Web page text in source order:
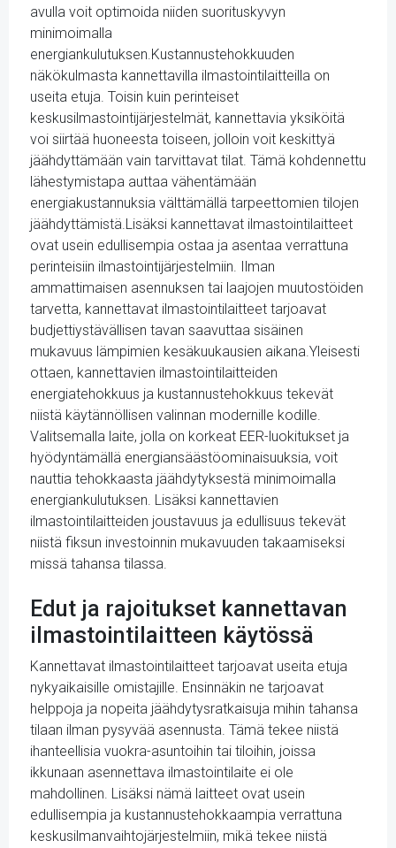
avulla voit optimoida niiden suorituskyvyn
minimoimalla
energiankulutuksen.Kustannustehokkuuden
näkökulmasta kannettavilla ilmastointilaitteilla on
useita etuja. Toisin kuin perinteiset
keskusilmastointijärjestelmät, kannettavia yksiköitä
voi siirtää huoneesta toiseen, jolloin voit keskittyä
jäähdyttämään vain tarvittavat tilat. Tämä kohdennettu
lähestymistapa auttaa vähentämään
energiakustannuksia välttämällä tarpeettomien tilojen
jäähdyttämistä.Lisäksi kannettavat ilmastointilaitteet
ovat usein edullisempia ostaa ja asentaa verrattuna
perinteisiin ilmastointijärjestelmiin. Ilman
ammattimaisen asennuksen tai laajojen muutostöiden
tarvetta, kannettavat ilmastointilaitteet tarjoavat
budjettiystävällisen tavan saavuttaa sisäinen
mukavuus lämpimien kesäkuukausien aikana.Yleisesti
ottaen, kannettavien ilmastointilaitteiden
energiatehokkuus ja kustannustehokkuus tekevät
niistä käytännöllisen valinnan modernille kodille.
Valitsemalla laite, jolla on korkeat EER-luokitukset ja
hyödyntämällä energiansäästöominaisuuksia, voit
nauttia tehokkaasta jäähdytyksestä minimoimalla
energiankulutuksen. Lisäksi kannettavien
ilmastointilaitteiden joustavuus ja edullisuus tekevät
niistä fiksun investoinnin mukavuuden takaamiseksi
missä tahansa tilassa.
Edut ja rajoitukset kannettavan
ilmastointilaitteen käytössä
Kannettavat ilmastointilaitteet tarjoavat useita etuja
nykyaikaisille omistajille. Ensinnäkin ne tarjoavat
helppoja ja nopeita jäähdytysratkaisuja mihin tahansa
tilaan ilman pysyvää asennusta. Tämä tekee niistä
ihanteellisia vuokra-asuntoihin tai tiloihin, joissa
ikkunaan asennettava ilmastointilaite ei ole
mahdollinen. Lisäksi nämä laitteet ovat usein
edullisempia ja kustannustehokkaampia verrattuna
keskusilmanvaihtojärjestelmiin, mikä tekee niistä